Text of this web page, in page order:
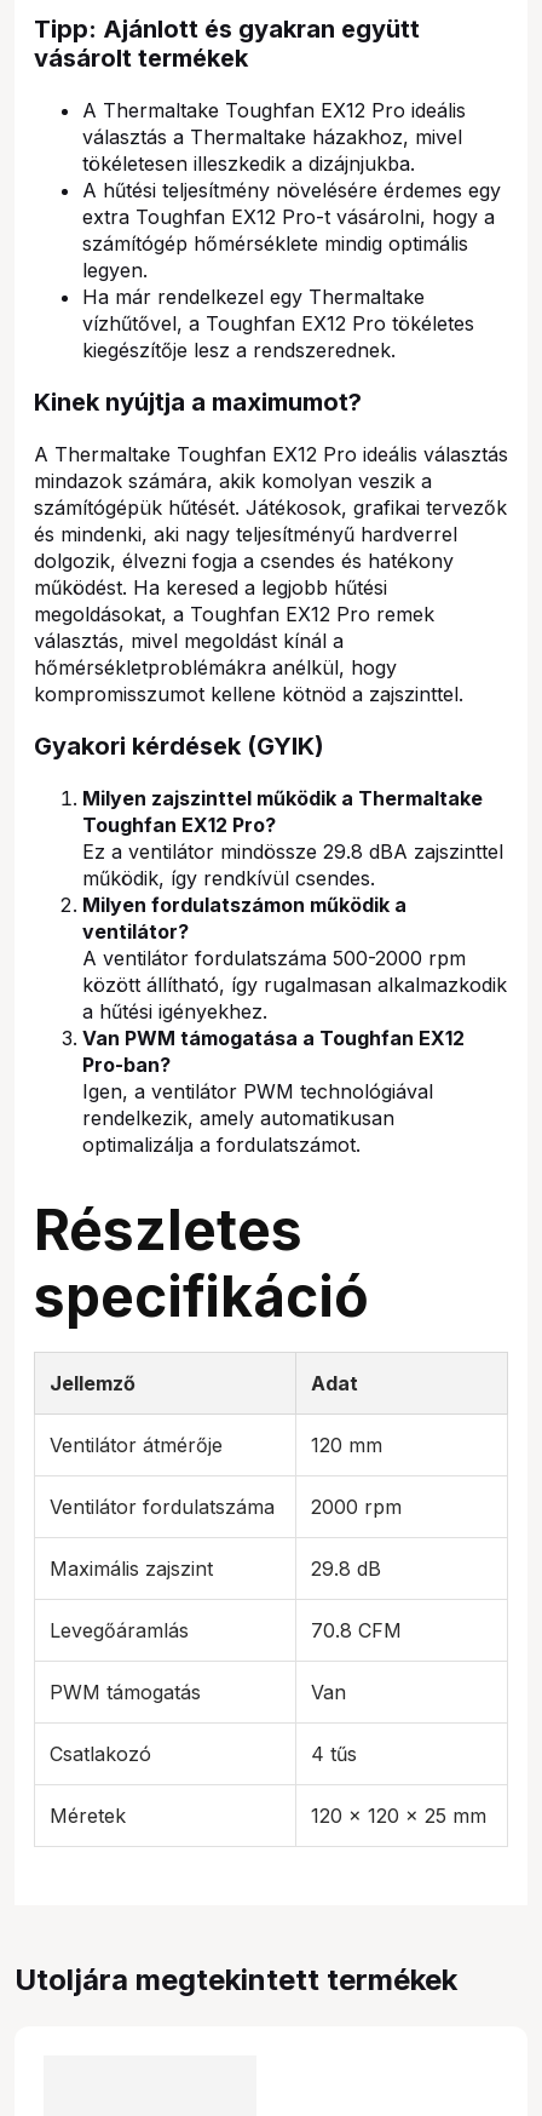
Tipp: Ajánlott és gyakran együtt
vásárolt termékek
A Thermaltake Toughfan EX12 Pro ideális
választás a Thermaltake házakhoz, mivel
tökéletesen illeszkedik a dizájnjukba.
A hűtési teljesítmény növelésére érdemes egy
extra Toughfan EX12 Pro-t vásárolni, hogy a
számítógép hőmérséklete mindig optimális
legyen.
Ha már rendelkezel egy Thermaltake
vízhűtővel, a Toughfan EX12 Pro tökéletes
kiegészítője lesz a rendszerednek.
Kinek nyújtja a maximumot?
A Thermaltake Toughfan EX12 Pro ideális választás
mindazok számára, akik komolyan veszik a
számítógépük hűtését. Játékosok, grafikai tervezők
és mindenki, aki nagy teljesítményű hardverrel
dolgozik, élvezni fogja a csendes és hatékony
működést. Ha keresed a legjobb hűtési
megoldásokat, a Toughfan EX12 Pro remek
választás, mivel megoldást kínál a
hőmérsékletproblémákra anélkül, hogy
kompromisszumot kellene kötnöd a zajszinttel.
Gyakori kérdések (GYIK)
Milyen zajszinttel működik a Thermaltake
Toughfan EX12 Pro?
Ez a ventilátor mindössze 29.8 dBA zajszinttel
működik, így rendkívül csendes.
Milyen fordulatszámon működik a
ventilátor?
A ventilátor fordulatszáma 500-2000 rpm
között állítható, így rugalmasan alkalmazkodik
a hűtési igényekhez.
Van PWM támogatása a Toughfan EX12
Pro-ban?
Igen, a ventilátor PWM technológiával
rendelkezik, amely automatikusan
optimalizálja a fordulatszámot.
Részletes
specifikáció
Jellemző Adat
Ventilátor átmérője 120 mm
Ventilátor fordulatszáma 2000 rpm
Maximális zajszint 29.8 dB
Levegőáramlás 70.8 CFM
PWM támogatás Van
Csatlakozó 4 tűs
Méretek 120 x 120 x 25 mm
Utoljára megtekintett termékek